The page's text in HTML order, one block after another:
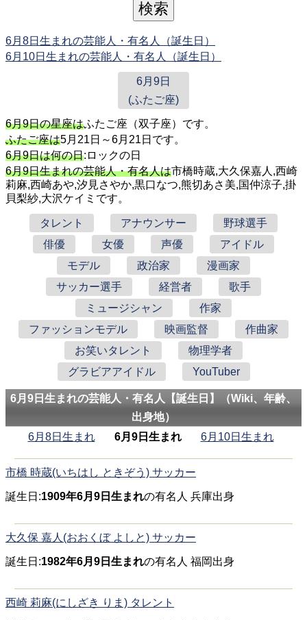
6月8日生まれの芸能人・有名人（誕生日）
6月10日生まれの芸能人・有名人（誕生日）
6月9日
(ふたご座)
6月9日の星座はふたご座（双子座）です。
ふたご座は5月21日～6月21日です。
6月9日は何の日:ロックの日
6月9日生まれの芸能人・有名人は市橋時蔵,大久保嘉人,西崎
莉麻,西崎あや,汐見さやか,黒口なつ,熊切あさ美,国仲涼子,掛
貝梨紗,大沢ケイミです。
タレント アナウンサー
野球選手
俳優
女優 声優
アイドル
モデル
政治家
漫画家
サッカー選手
経営者
歌手
ミュージシャン
作家
ファッションモデル
映画監督
作曲家
お笑いタレント
物理学者
グラビアアイドル
YouTuber
6月9日生まれの芸能人・有名人【誕生日】（Wiki、年齢、
出身地）
6月8日生まれ
6月9日生まれ 6月10日生まれ
市橋 時蔵(いちはし ときぞう) サッカー
誕生日:1909年6月9日生まれの有名人 兵庫出身
大久保 嘉人(おおくぼ よしと) サッカー
誕生日:1982年6月9日生まれの有名人 福岡出身
西崎 莉麻(にしざき りま) タレント